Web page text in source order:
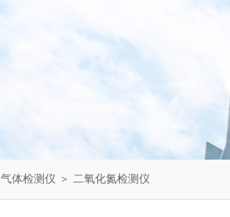
气体检测仪 ＞ 二氧化氮检测仪